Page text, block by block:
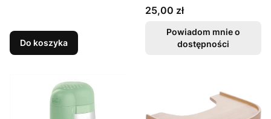
Do koszyka
Cena
25,00 zł
Powiadom mnie o
dostępności